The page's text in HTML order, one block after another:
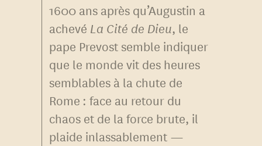
1600 ans après qu’Augustin a
achevé La Cité de Dieu, le
pape Prevost semble indiquer
que le monde vit des heures
semblables à la chute de
Rome : face au retour du
chaos et de la force brute, il
plaide inlassablement —